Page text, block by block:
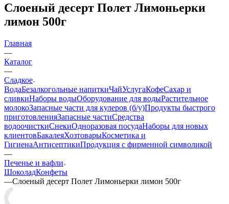
Слоеный десерт Полет Лимоньерки
лимон 500г
Главная
—
Каталог
—
Сладкое
ВодаБезалкогольные напиткиЧайУслугаКофеСахар и
сливкиНаборы водыОборудование для водыРастительное
молокоЗапасные части для кулеров (б/у)Продукты быстрого
приготовленияЗапасные частиСредства
водоочисткиСнекиОдноразовая посудаНаборы для новых
клиентовБакалеяХозтоварыКосметика и
ГигиенаАнтисептикиПродукция с фирменной символикой
—
Печенье и вафли
ШоколадКонфеты
—Слоеный десерт Полет Лимоньерки лимон 500г